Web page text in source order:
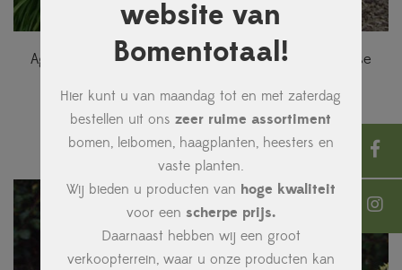
website van
Bomentotaal!
Hier kunt u van maandag tot en met zaterdag
bestellen uit onszeer ruime assortiment
bomen, leibomen, haagplanten, heesters en
vaste planten.
Wij bieden u producten van hoge kwaliteit
voor een scherpe prijs.
Daarnaast hebben wij een groot
verkoopterrein, waar u onze producten kan
Agapanthus africanus ‘Albus’ (Kaapse lelie, Afrikaanse
€2,75